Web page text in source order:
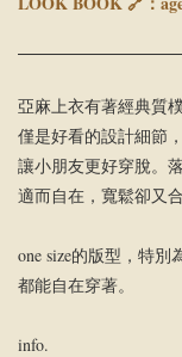
亞麻上衣有著經典質
僅是好看的設計細節
讓小朋友更好穿脫。
適而自在，寬鬆卻又合
one size的版型，特
都能自在穿著。
info.